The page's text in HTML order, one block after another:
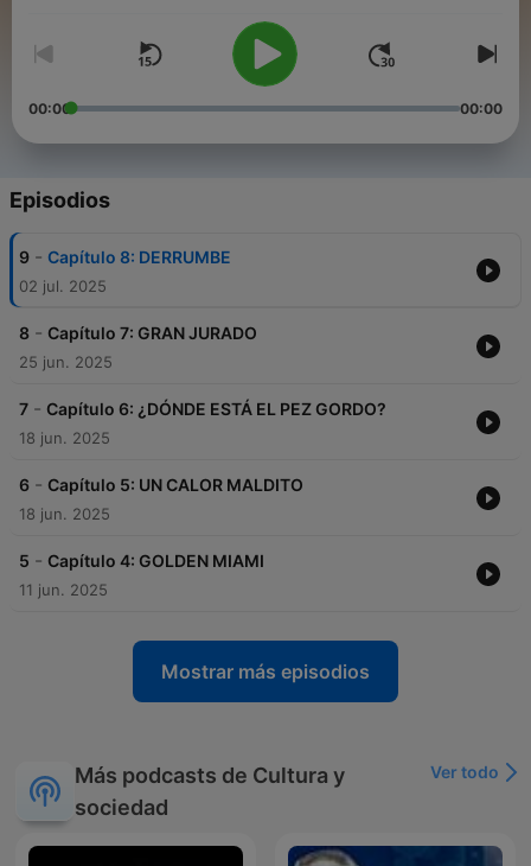
una coproducción del Centro de Investigación y Proyectos
Periodísticos, de la Universidad Diego Portales, y Podium
Podcast Chile.
00:00 00:00
Episodios
9 - Capítulo 8: DERRUMBE
02 jul. 2025
8 - Capítulo 7: GRAN JURADO
25 jun. 2025
7 - Capítulo 6: ¿DÓNDE ESTÁ EL PEZ GORDO?
18 jun. 2025
6 - Capítulo 5: UN CALOR MALDITO
18 jun. 2025
5 - Capítulo 4: GOLDEN MIAMI
11 jun. 2025
Mostrar más episodios
Más podcasts de Cultura y
sociedad
Ver todo